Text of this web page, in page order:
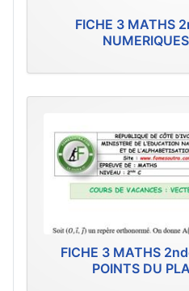
FICHE 3 MATHS
FICHE 3 MATHS
POINTS DU